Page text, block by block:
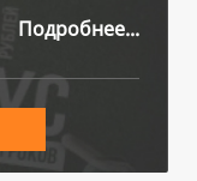
Подробнее...